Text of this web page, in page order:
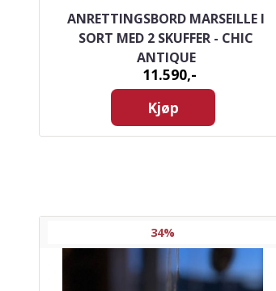
ANRETTINGSBORD MARSEILLE I
SORT MED 2 SKUFFER - CHIC
ANTIQUE
11.590,-
Kjøp
34%